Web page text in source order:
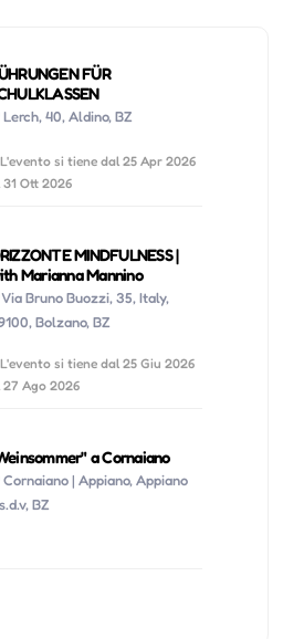
FÜR
Lerch, 40, Aldino, BZ
L'evento si tiene dal 25 Apr 2026
31 Ott 2026
MINDFULNESS |
Marianna Mannino
Via Bruno Buozzi, 35, Italy,
Bolzano, BZ
L'evento si tiene dal 25 Giu 2026
27 Ago 2026
a Cornaiano
Cornaiano | Appiano, Appiano
BZ